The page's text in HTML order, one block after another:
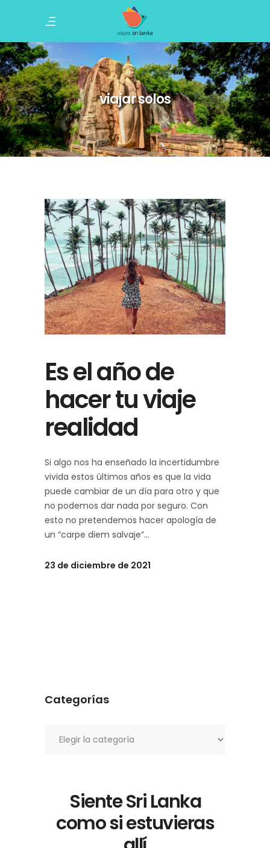
viajar solos
Es el año de
hacer tu viaje
realidad
Si algo nos ha enseñado la incertidumbre
vivida estos últimos años es que la vida
puede cambiar de un día para otro y que
no podemos dar nada por seguro. Con
esto no pretendemos hacer apología de
un “carpe diem salvaje”
23 de diciembre de 2021
Categorías
Siente Sri Lanka
como si estuvieras